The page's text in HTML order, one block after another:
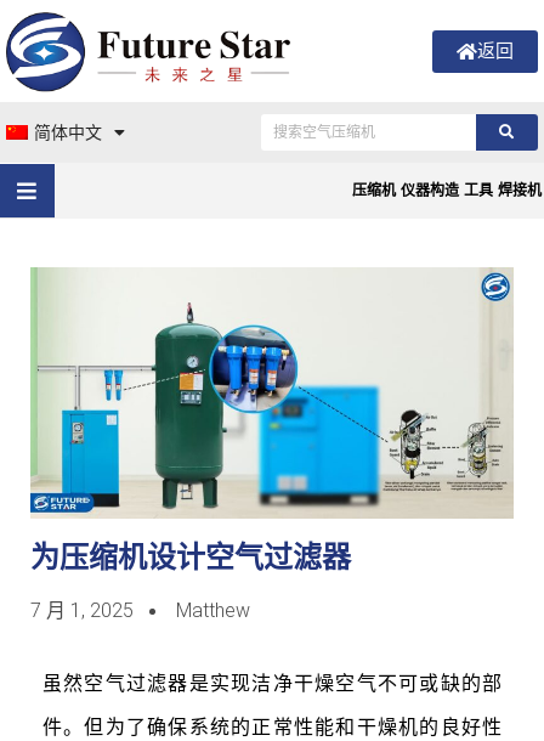
返回
简体中文
压缩机 仪器构造 工具 焊接机
为压缩机设计空气过滤器
7 月 1, 2025 Matthew
虽然空气过滤器是实现洁净干燥空气不可或缺的部
件。但为了确保系统的正常性能和干燥机的良好性